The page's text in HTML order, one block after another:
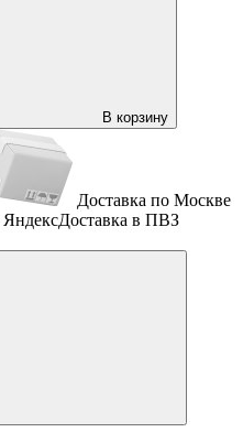
В корзину
Доставка по Москве
ЯндексДоставка в ПВЗ